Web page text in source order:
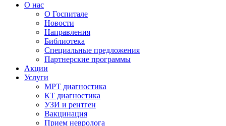
О нас
О Госпитале
Новости
Направления
Библиотека
Специальные предложения
Партнерские программы
Акции
Услуги
МРТ диагностика
КТ диагностика
УЗИ и рентген
Вакцинация
Прием невролога